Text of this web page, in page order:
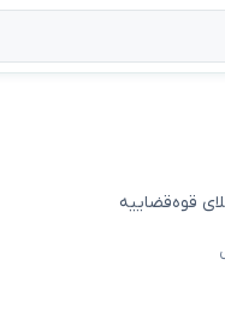
قوه‌قضاییه